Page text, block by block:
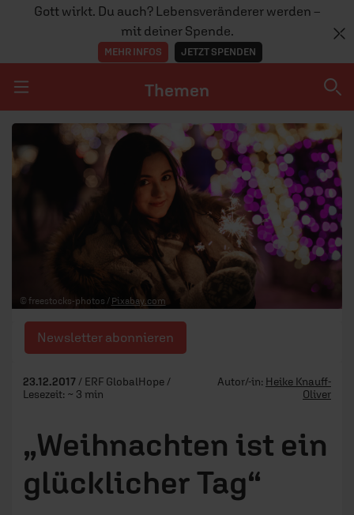
Gott wirkt. Du auch? Lebensveränderer werden –
mit deiner Spende.
MEHR INFOS JETZT SPENDEN
Navigation überspringen
Themen
Themen
MENSCHEN
TEAM
© freestocks-photos / Pixabay.com
Newsletter abonnieren
23.12.2017 / ERF GlobalHope /
Lesezeit: ~ 3 min
Autor/-in: Heike Knauff-
Oliver
„Weihnachten ist ein
glücklicher Tag“